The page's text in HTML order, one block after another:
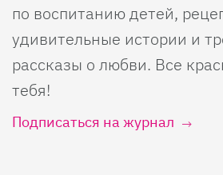
по воспитанию детей,
удивительные истории и
рассказы о любви. Все
тебя!
Подписаться на журнал